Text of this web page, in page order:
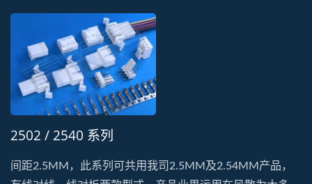
束受力拉扯时产生意外松脱。选用符合UL...
2502 / 2540 系列
间距2.5MM，此系列可共用我司2.5MM及2.54MM产品，